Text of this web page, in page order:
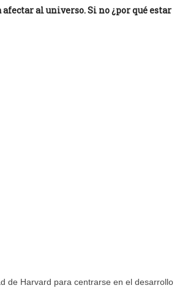
al universo. Si no ¿por qué estar
de Harvard para centrarse en el desarrollo